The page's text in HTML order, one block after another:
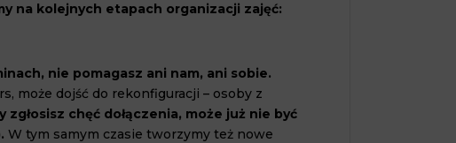
na kolejnych etapach organizacji zajęć:
nie pomagasz ani nam, ani sobie.
może dojść do rekonfiguracji – osoby z
zgłosisz chęć dołączenia, może już nie być
W tym samym czasie tworzymy też nowe